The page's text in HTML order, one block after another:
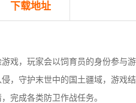
下载地址
戏，玩家会以饲育员的身份参与
，守护末世中的国土疆域，游戏
完成各类防卫作战任务。